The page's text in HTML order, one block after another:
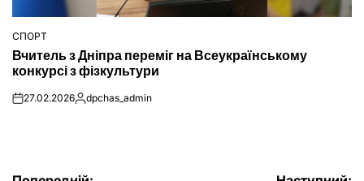
ОПУБЛІКУВАТИ
У
СПОРТ
Вчитель з Дніпра переміг на Всеукраїнському
конкурсі з фізкультури
on27.02.2026Опубліковано
dpchas_admin